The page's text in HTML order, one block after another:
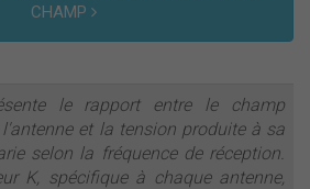
CHAMP
le rapport entre le champ
et la tension produite à sa
selon la fréquence de réception.
K, spécifique à chaque antenne,